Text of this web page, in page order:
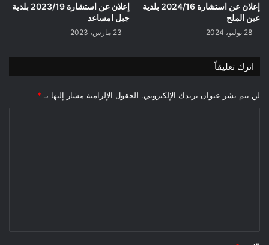
إعلان عن استشارة 2024/16 بلدية
عين الملح
28 يوليو، 2024
إعلان عن استشارة 2023/19 بلدية
جبل امساعد
23 مارس، 2023
اترك تعليقاً
لن يتم نشر عنوان بريدك الإلكتروني. الحقول الإلزامية مشار إليها بـ *